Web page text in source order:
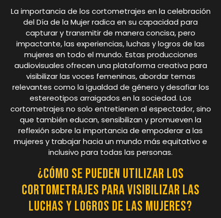
La importancia de los cortometrajes en la celebración
del Día de la Mujer radica en su capacidad para
capturar y transmitir de manera concisa, pero
impactante, las experiencias, luchas y logros de las
mujeres en todo el mundo. Estas producciones
audiovisuales ofrecen una plataforma creativa para
visibilizar las voces femeninas, abordar temas
relevantes como la igualdad de género y desafiar los
estereotipos arraigados en la sociedad. Los
cortometrajes no solo entretienen al espectador, sino
que también educan, sensibilizan y promueven la
reflexión sobre la importancia de empoderar a las
mujeres y trabajar hacia un mundo más equitativo e
inclusivo para todas las personas.
¿Cómo se pueden utilizar los
cortometrajes para visibilizar las
luchas y logros de las mujeres?